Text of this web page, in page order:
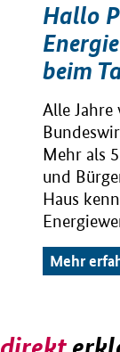
Hallo
beim
Alle Jahre
Mehr als
und
Haus
Mehr